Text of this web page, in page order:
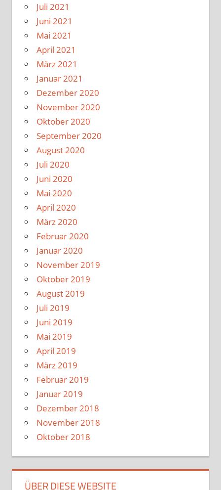
Juli 2021
Juni 2021
Mai 2021
April 2021
März 2021
Januar 2021
Dezember 2020
November 2020
Oktober 2020
September 2020
August 2020
Juli 2020
Juni 2020
Mai 2020
April 2020
März 2020
Februar 2020
Januar 2020
November 2019
Oktober 2019
August 2019
Juli 2019
Juni 2019
Mai 2019
April 2019
März 2019
Februar 2019
Januar 2019
Dezember 2018
November 2018
Oktober 2018
ÜBER DIESE WEBSITE